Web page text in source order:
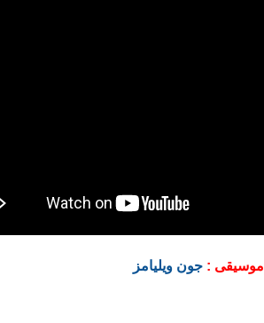
موسيقى : جون ويليامز